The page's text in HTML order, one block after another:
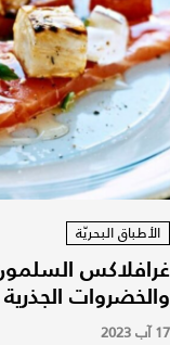
الأطباق البحريّة
غرافلاكس
والخضروات الجذرية
17 آب 2023